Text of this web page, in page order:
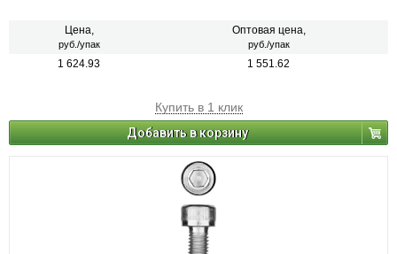
Цена,
руб./упак
Оптовая цена,
руб./упак
1 624.93 1 551.62
Купить в 1 клик
Добавить в корзину